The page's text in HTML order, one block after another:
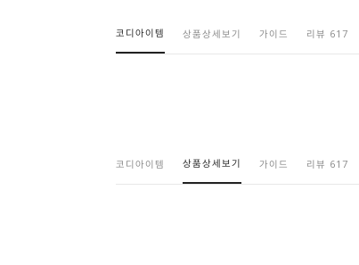
코디아이템 상품상세보기 가이드 리뷰 617
코디아이템 상품상세보기 가이드 리뷰 617